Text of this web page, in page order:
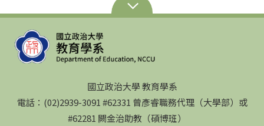
國立政治大學 教育學系
電話：(02)2939-3091 #62331 曾彥睿職務代理（大學部）或
#62281 闕金治助教（碩博班）